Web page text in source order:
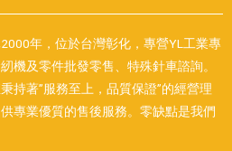
年，位於台灣彰化，專營YL工業專
機及零件批發零售、特殊針車諮詢。
持著”服務至上，品質保證”的經營理
專業優質的售後服務。零缺點是我們